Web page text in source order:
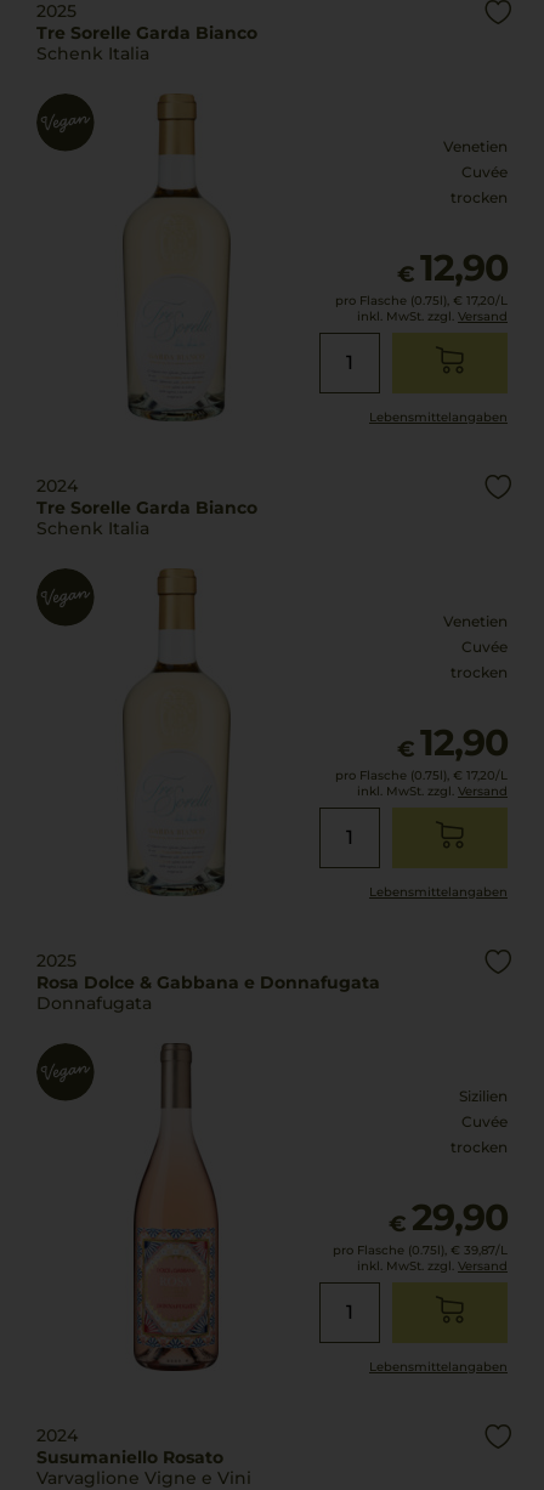
2025
Tre Sorelle Garda Bianco
Schenk Italia
Venetien
Cuvée
trocken
€ 12,90
pro Flasche (0.75l), € 17,20/L
inkl. MwSt. zzgl. Versand
Lebensmittel­angaben
2024
Tre Sorelle Garda Bianco
Schenk Italia
Venetien
Cuvée
trocken
€ 12,90
pro Flasche (0.75l), € 17,20/L
inkl. MwSt. zzgl. Versand
Lebensmittel­angaben
2025
Rosa Dolce & Gabbana e Donnafugata
Donnafugata
Sizilien
Cuvée
trocken
€ 29,90
pro Flasche (0.75l), € 39,87/L
inkl. MwSt. zzgl. Versand
Lebensmittel­angaben
2024
Susumaniello Rosato
Varvaglione Vigne e Vini